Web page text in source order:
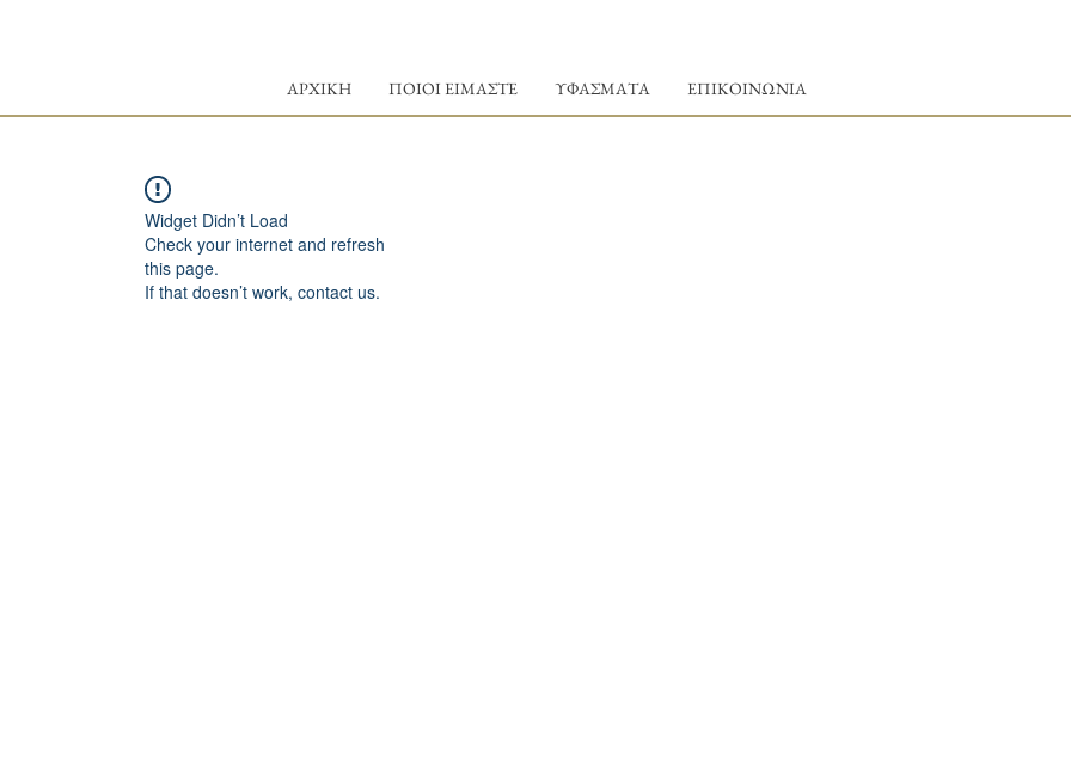
ΑΡΧΙΚΗ ΠΟΙΟΙ ΕΙΜΑΣΤΕ ΥΦΑΣΜΑΤΑ ΕΠΙΚΟΙΝΩΝΙΑ
Widget Didn’t Load
Check your internet and refresh
this page.
If that doesn’t work, contact us.